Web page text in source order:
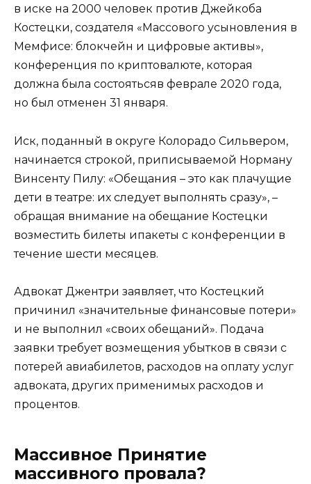
в иске на 2000 человек против Джейкоба
Костецки, создателя «Массового усыновления в
Мемфисе: блокчейн и цифровые активы»,
конференция по криптовалюте, которая
должна была состоятьсяв феврале 2020 года,
но был отменен 31 января.
Иск, поданный в округе Колорадо Сильвером,
начинается строкой, приписываемой Норману
Винсенту Пилу: «Обещания – это как плачущие
дети в театре: их следует выполнять сразу», –
обращая внимание на обещание Костецки
возместить билеты ипакеты с конференции в
течение шести месяцев.
Адвокат Джентри заявляет, что Костецкий
причинил «значительные финансовые потери»
и не выполнил «своих обещаний». Подача
заявки требует возмещения убытков в связи с
потерей авиабилетов, расходов на оплату услуг
адвоката, других применимых расходов и
процентов.
Массивное Принятие
массивного провала?